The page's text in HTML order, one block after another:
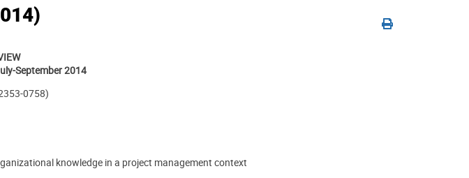
September 2014
0758)
knowledge in a project management context